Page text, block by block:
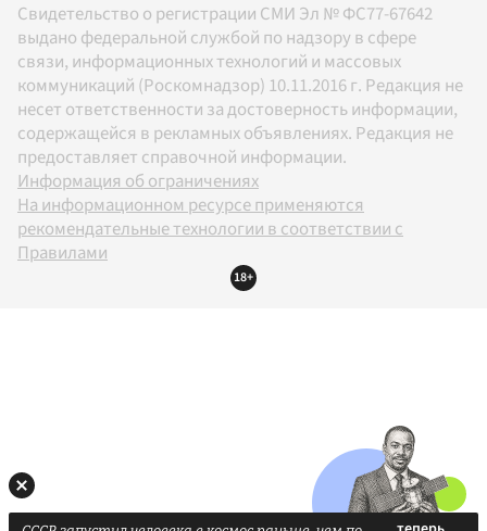
Свидетельство о регистрации СМИ Эл № ФС77-67642
выдано федеральной службой по надзору в сфере
связи, информационных технологий и массовых
коммуникаций (Роскомнадзор) 10.11.2016 г. Редакция не
несет ответственности за достоверность информации,
содержащейся в рекламных объявлениях. Редакция не
предоставляет справочной информации.
Информация об ограничениях
На информационном ресурсе применяются
рекомендательные технологии в соответствии с
Правилами
18+